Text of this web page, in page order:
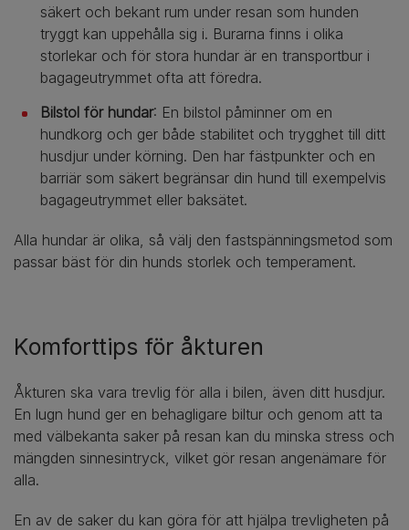
säkert och bekant rum under resan som hunden
tryggt kan uppehålla sig i. Burarna finns i olika
storlekar och för stora hundar är en transportbur i
bagageutrymmet ofta att föredra.
Bilstol för hundar: En bilstol påminner om en
hundkorg och ger både stabilitet och trygghet till ditt
husdjur under körning. Den har fästpunkter och en
barriär som säkert begränsar din hund till exempelvis
bagageutrymmet eller baksätet.
Alla hundar är olika, så välj den fastspänningsmetod som
passar bäst för din hunds storlek och temperament.
Komforttips för åkturen
Åkturen ska vara trevlig för alla i bilen, även ditt husdjur.
En lugn hund ger en behagligare biltur och genom att ta
med välbekanta saker på resan kan du minska stress och
mängden sinnesintryck, vilket gör resan angenämare för
alla.
En av de saker du kan göra för att hjälpa trevligheten på